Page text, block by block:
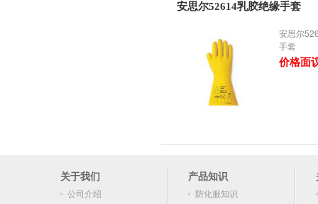
安思尔52614乳胶绝缘手套
安思尔
手套
价格面
关于我们
公司介绍
产品知识
防化服知识